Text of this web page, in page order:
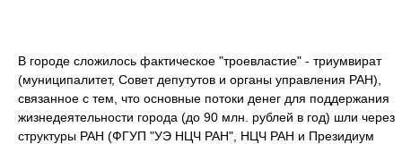
В городе сложилось фактическое "троевластие" - триумвират
(муниципалитет, Совет депутутов и органы управления РАН),
связанное с тем, что основные потоки денег для поддержания
жизнедеятельности города (до 90 млн. рублей в год) шли через
структуры РАН (ФГУП "УЭ НЦЧ РАН", НЦЧ РАН и Президиум